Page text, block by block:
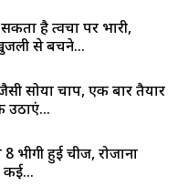
है त्वचा पर भारी,
से बचने...
सोया चाप, एक बार तैयार
उठाएं...
भीगी हुई चीजें, रोजाना